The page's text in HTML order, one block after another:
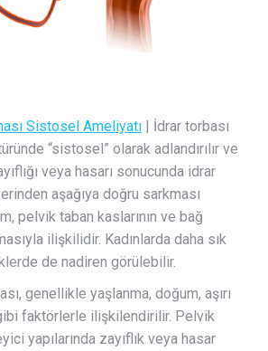
Sistosel Ameliyatı | İdrar torbası
“sistosel” olarak adlandırılır ve
veya hasarı sonucunda idrar
aşağıya doğru sarkması
pelvik taban kaslarının ve bağ
ilişkilidir. Kadınlarda daha sık
de nadiren görülebilir.
genellikle yaşlanma, doğum, aşırı
faktörlerle ilişkilendirilir. Pelvik
yapılarında zayıflık veya hasar